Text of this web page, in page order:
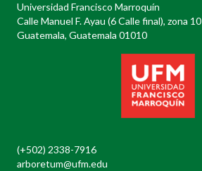
Universidad Francisco Marroquín
Calle Manuel F. Ayau (6 Calle final), zona 10
Guatemala, Guatemala 01010
(+502) 2338-7916
arboretum@ufm.edu